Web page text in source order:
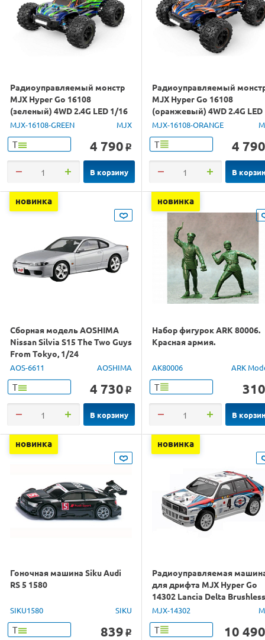
Радиоуправляемый монстр
MJX Hyper Go 16108
(зеленый) 4WD 2.4G LED 1/16
RTR
MJX-16108-GREEN MJX
Т 4 790 o
В корзину
Радиоуправляемый
MJX Hyper Go 16108
(оранжевый) 4WD 2.4G LED
1/16 RTR
MJX-16108-ORANGE
Т 4 790
В
новинка
Сборная модель AOSHIMA
Nissan Silvia S15 The Two Guys
From Tokyo, 1/24
AOS-6611 AOSHIMA
Т 4 730 o
В корзину
новинка
Набор фигурок ARK 80006.
Красная армия.
AK80006 ARK
Т 310
В
новинка
Гоночная машина Siku Audi
RS 5 1580
SIKU1580 SIKU
Т 839 o
новинка
Радиоуправляемая
для дрифта MJX Hyper Go
14302 Lancia Delta Brushless
4WD 2.4G LED 1/14 RTR
MJX-14302
Т 10 490